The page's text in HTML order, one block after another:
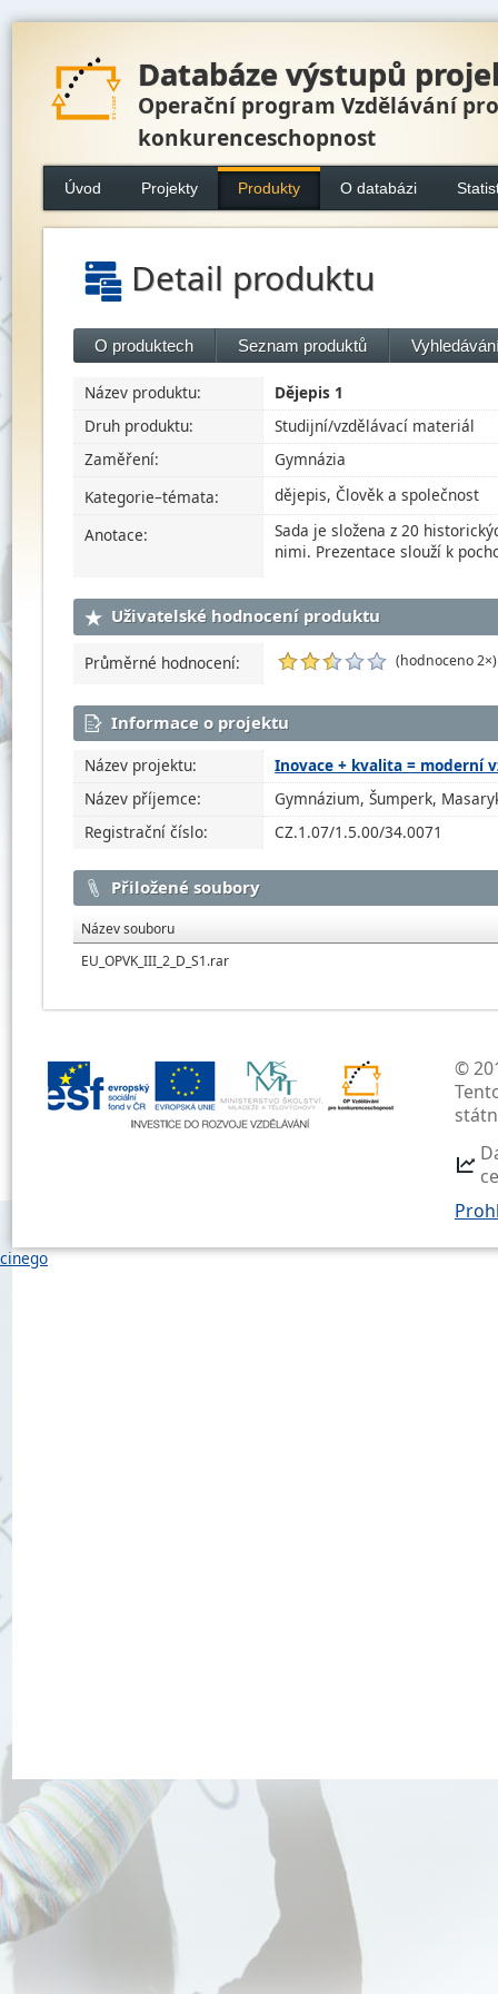
Databáze výstupů
Operační program Vzdělávání pro
konkurenceschopnost
Úvod Projekty Produkty O databázi
Detail produktu
O produktech Seznam produktů
Název produktu:
Dějepis 1
Druh produktu:
Studijní/vzdělávací materiál
Zaměření:
Gymnázia
Kategorie–témata:
dějepis, Člověk a společnost
Anotace:
Sada je složena z 20
nimi. Prezentace slouží k
Uživatelské hodnocení produktu
Průměrné hodnocení: (hodnoceno 2×)
Informace o projektu
Název projektu:
Inovace + kvalita = moderní
Název příjemce:
Gymnázium, Šumperk,
Registrační číslo:
CZ.1.07/1.5.00/34.0071
Přiložené soubory
Název souboru
EU_OPVK_III_2_D_S1.rar
©
cinego